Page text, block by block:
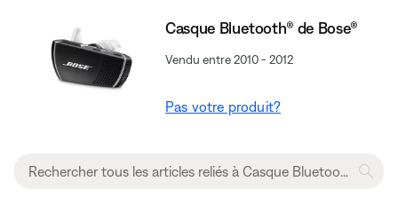
Casque Bluetooth® de Bose®
Vendu entre 2010 - 2012
Pas votre produit?